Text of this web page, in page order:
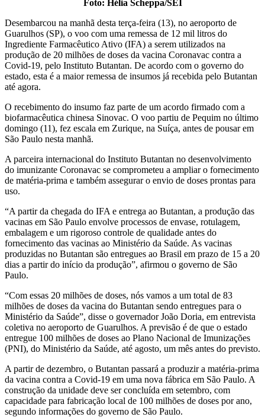
Foto: Hélia Scheppa/SEI
Desembarcou na manhã desta terça-feira (13), no aeroporto de
Guarulhos (SP), o voo com uma remessa de 12 mil litros do
Ingrediente Farmacêutico Ativo (IFA) a serem utilizados na
produção de 20 milhões de doses da vacina Coronavac contra a
Covid-19, pelo Instituto Butantan. De acordo com o governo do
estado, esta é a maior remessa de insumos já recebida pelo Butantan
até agora.
O recebimento do insumo faz parte de um acordo firmado com a
biofarmacêutica chinesa Sinovac. O voo partiu de Pequim no último
domingo (11), fez escala em Zurique, na Suíça, antes de pousar em
São Paulo nesta manhã.
A parceira internacional do Instituto Butantan no desenvolvimento
do imunizante Coronavac se comprometeu a ampliar o fornecimento
de matéria-prima e também assegurar o envio de doses prontas para
uso.
“A partir da chegada do IFA e entrega ao Butantan, a produção das
vacinas em São Paulo envolve processos de envase, rotulagem,
embalagem e um rigoroso controle de qualidade antes do
fornecimento das vacinas ao Ministério da Saúde. As vacinas
produzidas no Butantan são entregues ao Brasil em prazo de 15 a 20
dias a partir do início da produção”, afirmou o governo de São
Paulo.
“Com essas 20 milhões de doses, nós vamos a um total de 83
milhões de doses da vacina do Butantan sendo entregues para o
Ministério da Saúde”, disse o governador João Doria, em entrevista
coletiva no aeroporto de Guarulhos. A previsão é de que o estado
entregue 100 milhões de doses ao Plano Nacional de Imunizações
(PNI), do Ministério da Saúde, até agosto, um mês antes do previsto.
A partir de dezembro, o Butantan passará a produzir a matéria-prima
da vacina contra a Covid-19 em uma nova fábrica em São Paulo. A
construção da unidade deve ser concluída em setembro, com
capacidade para fabricação local de 100 milhões de doses por ano,
segundo informações do governo de São Paulo.